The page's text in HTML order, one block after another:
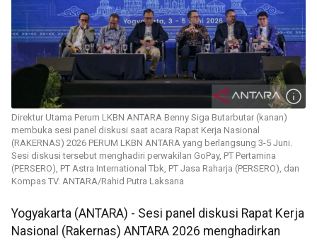
Direktur Utama Perum LKBN ANTARA Benny Siga Butarbutar (kanan)
membuka sesi panel diskusi saat acara Rapat Kerja Nasional
(RAKERNAS) 2026 PERUM LKBN ANTARA yang berlangsung 3-5 Juni.
Sesi diskusi tersebut menghadiri perwakilan GoPay, PT Pertamina
(PERSERO), PT Astra International Tbk, PT Jasa Raharja (PERSERO), dan
Kompas TV. ANTARA/Rahid Putra Laksana
Yogyakarta (ANTARA) - Sesi panel diskusi Rapat Kerja
Nasional (Rakernas) ANTARA 2026 menghadirkan